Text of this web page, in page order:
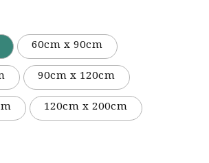
60cm x 90cm
90cm x 120cm
120cm x 200cm